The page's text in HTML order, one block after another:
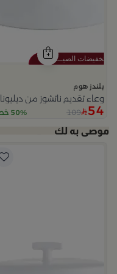
بلندز هوم
وعاء تقديم ناتشوز من ديليونا
54
109 50% خصم